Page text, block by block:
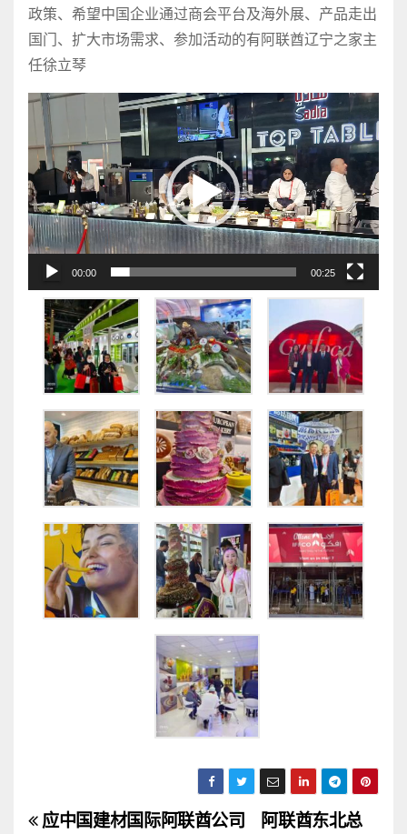
政策、希望中国企业通过商会平台及海外展、产品走出
国门、扩大市场需求、参加活动的有阿联酋辽宁之家主
任徐立琴
视
播
放
器
00:00 00:25
阿联酋东北总
应中国建材国际阿联酋公司